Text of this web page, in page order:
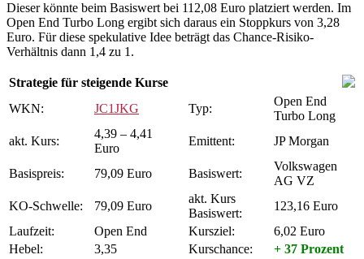
Dieser könnte beim Basiswert bei 112,08 Euro platziert werden. Im
Open End Turbo Long ergibt sich daraus ein Stoppkurs von 3,28
Euro. Für diese spekulative Idee beträgt das Chance-Risiko-
Verhältnis dann 1,4 zu 1.
Strategie für steigende Kurse
WKN:
JC1JKG Typ:
Open End
Turbo Long
akt. Kurs:
4,39 – 4,41
Euro
Emittent: JP Morgan
Basispreis: 79,09 Euro Basiswert:
Volkswagen
AG VZ
KO-Schwelle:
79,09 Euro
akt. Kurs
Basiswert:
123,16 Euro
Laufzeit:
Open End Kursziel:
6,02 Euro
Hebel:
3,35 Kurschance:
+ 37 Prozent